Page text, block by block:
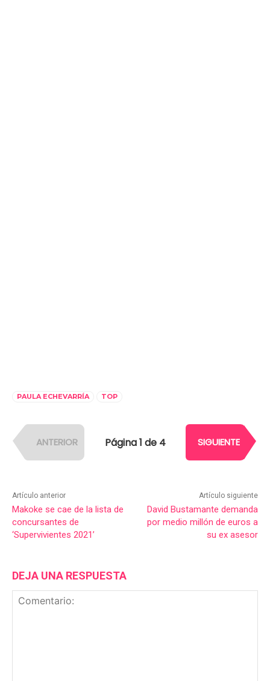
PAULA ECHEVARRÍA TOP
ANTERIOR Página 1 de 4 SIGUIENTE
Artículo anterior
Makoke se cae de la lista de
concursantes de
‘Supervivientes 2021’
Artículo siguiente
David Bustamante demanda
por medio millón de euros a
su ex asesor
DEJA UNA RESPUESTA